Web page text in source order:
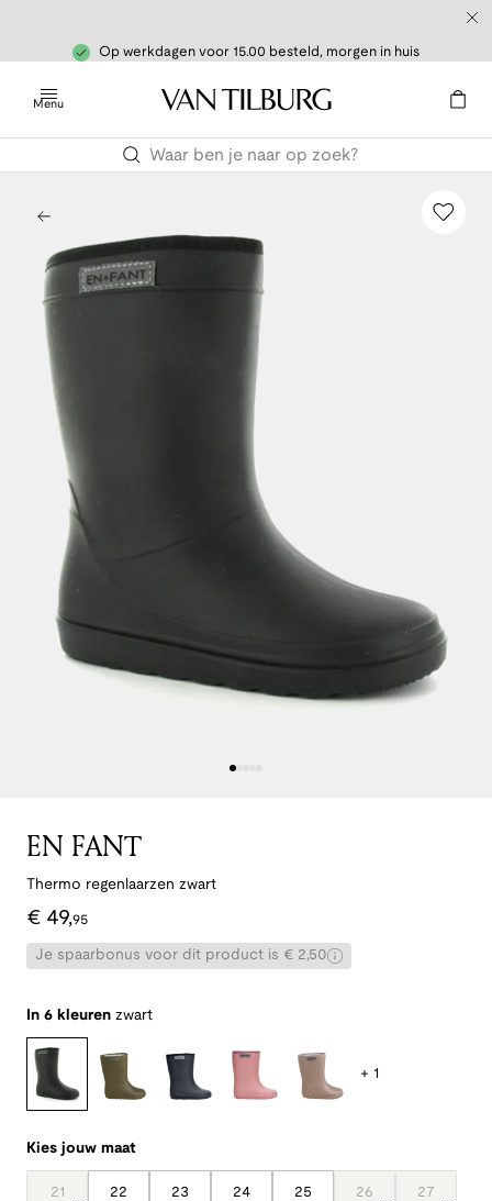
Op werkdagen voor 15.00 besteld, morgen in huis
Menu
EN FANT
Thermo regenlaarzen zwart
€ 49,95
Je spaarbonus voor dit product is € 2,50
In 6 kleuren zwart
+ 1
Kies jouw maat
21 22 23 24 25 26 27